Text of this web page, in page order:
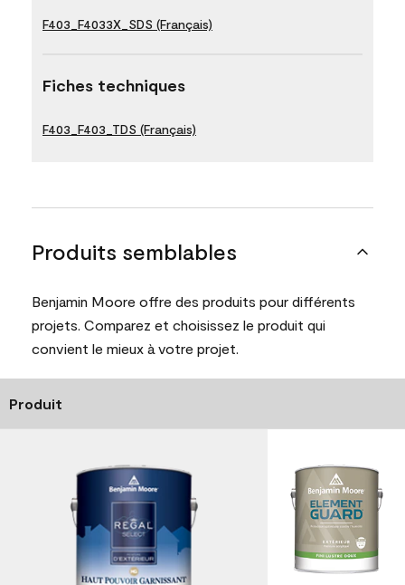
F403_F4033X_SDS (Français)
Fiches techniques
F403_F403_TDS (Français)
Produits semblables
Benjamin Moore offre des produits pour différents
projets. Comparez et choisissez le produit qui
convient le mieux à votre projet.
Produit